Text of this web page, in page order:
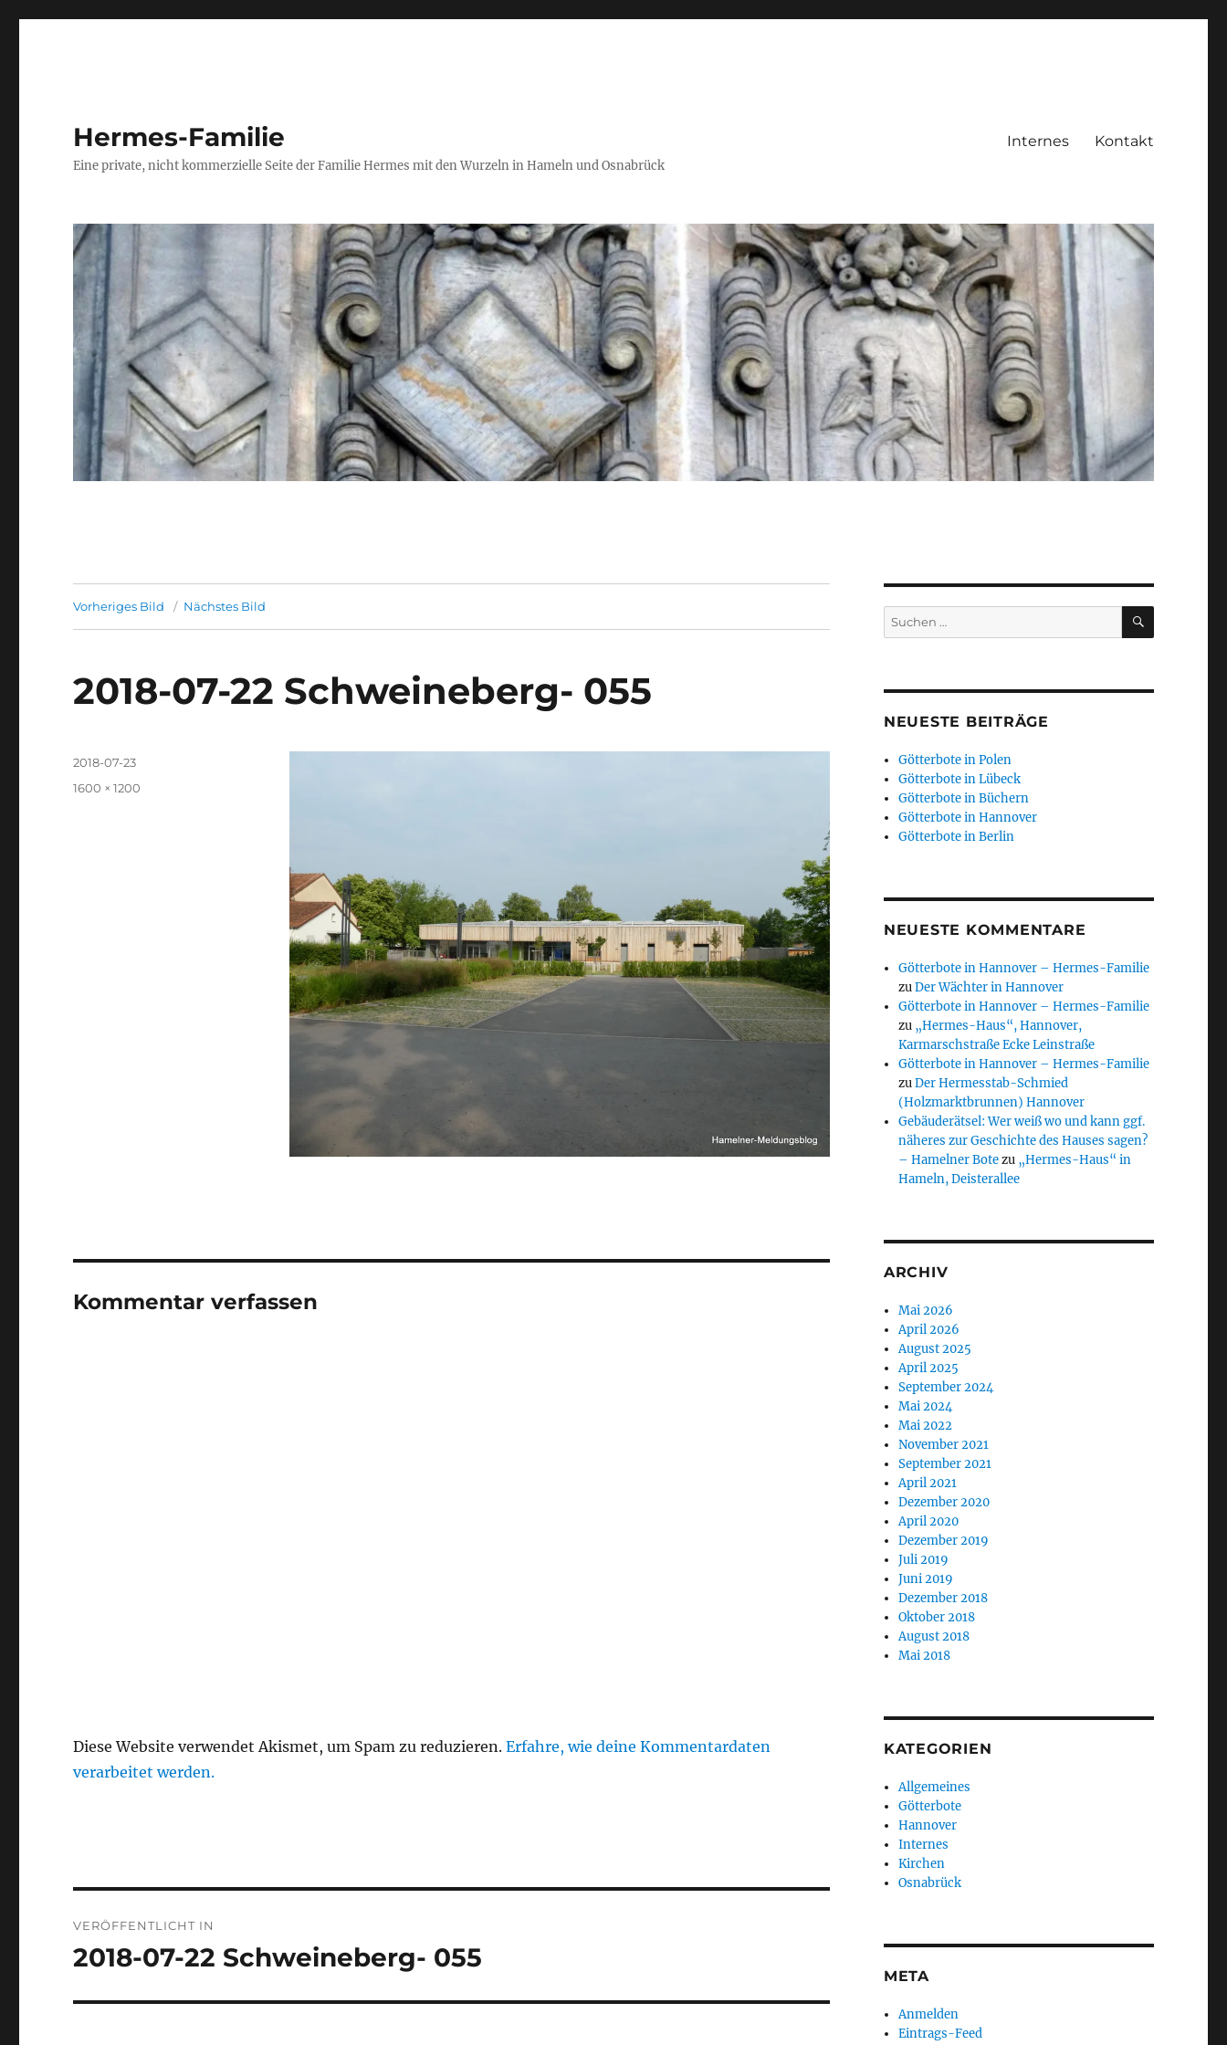
Hermes-Familie
Eine private, nicht kommerzielle Seite der Familie Hermes mit den Wurzeln in Hameln und Osnabrück
Internes Kontakt
Vorheriges Bild Nächstes Bild
2018-07-22 Schweineberg- 055
Veröffentlicht
2018-07-23
Originalgröße
1600 × 1200
Kommentar verfassen
Diese Website verwendet Akismet, um Spam zu reduzieren.Erfahre, wie deine Kommentardaten
verarbeitet werden.
VERÖFFENTLICHT IN
2018-07-22 Schweineberg- 055
Suchen
nach:
SUCHEN
NEUESTE BEITRÄGE
Götterbote in Polen
Götterbote in Lübeck
Götterbote in Büchern
Götterbote in Hannover
Götterbote in Berlin
NEUESTE KOMMENTARE
Götterbote in Hannover – Hermes-Familie
zuDer Wächter in Hannover
Götterbote in Hannover – Hermes-Familie
zu „Hermes-Haus“, Hannover,
Karmarschstraße Ecke Leinstraße
Götterbote in Hannover – Hermes-Familie
zuDer Hermesstab-Schmied
(Holzmarktbrunnen) Hannover
Gebäuderätsel: Wer weiß wo und kann ggf.
näheres zur Geschichte des Hauses sagen?
– Hamelner Botezu „Hermes-Haus“ in
Hameln, Deisterallee
ARCHIV
Mai 2026
April 2026
August 2025
April 2025
September 2024
Mai 2024
Mai 2022
November 2021
September 2021
April 2021
Dezember 2020
April 2020
Dezember 2019
Juli 2019
Juni 2019
Dezember 2018
Oktober 2018
August 2018
Mai 2018
KATEGORIEN
Allgemeines
Götterbote
Hannover
Internes
Kirchen
Osnabrück
META
Anmelden
Eintrags-Feed